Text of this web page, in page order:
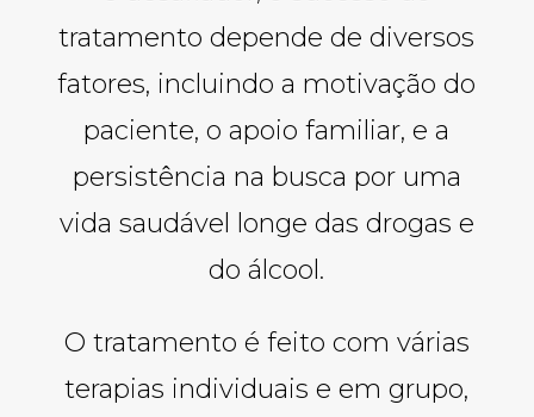
tratamento depende de diversos
fatores, incluindo a motivação do
paciente, o apoio familiar, e a
persistência na busca por uma
vida saudável longe das drogas e
do álcool.
O tratamento é feito com várias
terapias individuais e em grupo,